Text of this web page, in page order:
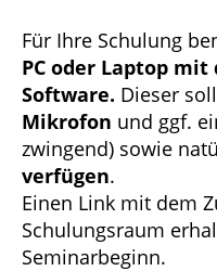
Für Ihre Schulung
PC oder Laptop
Software. Dieser
Mikrofon und ggf.
zwingend) sowie
verfügen.
Einen Link mit dem
Schulungsraum
Seminarbeginn.